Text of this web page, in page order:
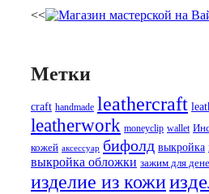
<<
Метки
craft handmade leathercraft
leatherwork moneyclip wallet
кожей аксессуар бифолд выкройка
выкройка обложки зажим для
изделие из кожи